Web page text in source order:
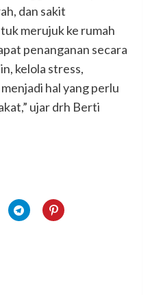
dan sakit
merujuk ke rumah
penanganan secara
kelola stress,
hal yang perlu
ujar drh Berti